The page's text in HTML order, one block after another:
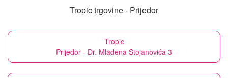
Tropic trgovine - Prijedor
Tropic
Prijedor - Dr. Mladena Stojanovića 3